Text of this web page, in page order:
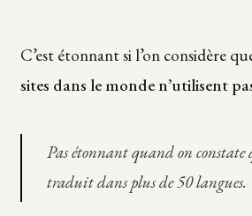
C’est étonnant si l’on considère
sites dans le monde n’utilisent
Pas étonnant quand on constate
traduit dans plus de 50 langues.